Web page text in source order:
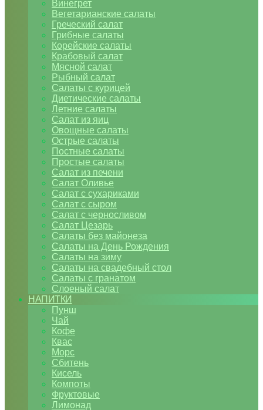
Винегрет
Вегетарианские салаты
Греческий салат
Грибные салаты
Корейские салаты
Крабовый салат
Мясной салат
Рыбный салат
Салаты с курицей
Диетические салаты
Летние салаты
Салат из яиц
Овощные салаты
Острые салаты
Постные салаты
Простые салаты
Салат из печени
Салат Оливье
Салат с сухариками
Салат с сыром
Салат с черносливом
Салат Цезарь
Салаты без майонеза
Салаты на День Рождения
Салаты на зиму
Салаты на свадебный стол
Салаты с гранатом
Слоеный салат
НАПИТКИ
Пунш
Чай
Кофе
Квас
Морс
Сбитень
Кисель
Компоты
Фруктовые
Лимонад